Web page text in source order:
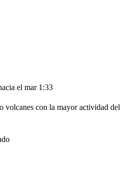
el mar 1:33
con la mayor actividad del